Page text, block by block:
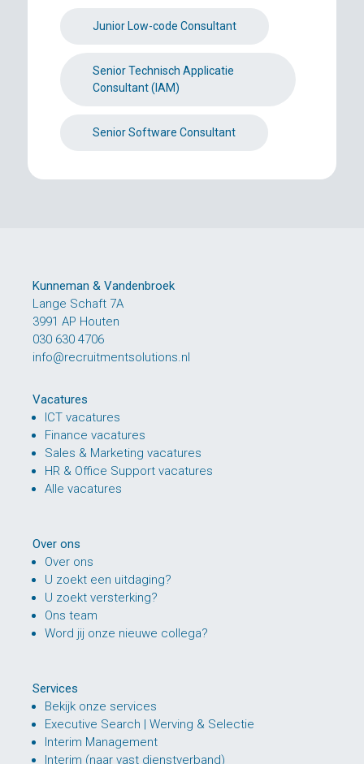
Junior Low-code Consultant
Senior Technisch Applicatie
Consultant (IAM)
Senior Software Consultant
Kunneman & Vandenbroek
Lange Schaft 7A
3991 AP Houten
030 630 4706
info@recruitmentsolutions.nl
Vacatures
ICT vacatures
Finance vacatures
Sales & Marketing vacatures
HR & Office Support vacatures
Alle vacatures
Over ons
Over ons
U zoekt een uitdaging?
U zoekt versterking?
Ons team
Word jij onze nieuwe collega?
Services
Bekijk onze services
Executive Search | Werving & Selectie
Interim Management
Interim (naar vast dienstverband)